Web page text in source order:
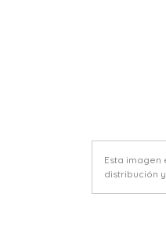
Esta
distribución